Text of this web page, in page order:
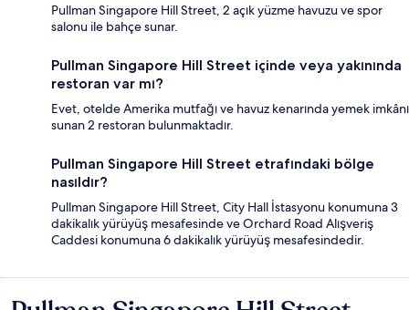
Pullman Singapore Hill Street, 2 açık yüzme havuzu ve spor
salonu ile bahçe sunar.
Pullman Singapore Hill Street içinde veya yakınında
restoran var mı?
Evet, otelde Amerika mutfağı ve havuz kenarında yemek imkânı
sunan 2 restoran bulunmaktadır.
Pullman Singapore Hill Street etrafındaki bölge
nasıldır?
Pullman Singapore Hill Street, City Hall İstasyonu konumuna 3
dakikalık yürüyüş mesafesinde ve Orchard Road Alışveriş
Caddesi konumuna 6 dakikalık yürüyüş mesafesindedir.